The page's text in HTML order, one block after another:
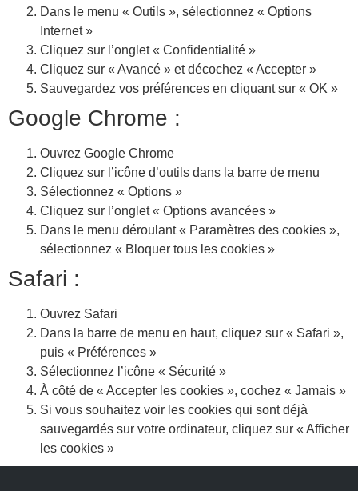
Dans le menu « Outils », sélectionnez « Options
Internet »
Cliquez sur l’onglet « Confidentialité »
Cliquez sur « Avancé » et décochez « Accepter »
Sauvegardez vos préférences en cliquant sur « OK »
Google Chrome :
Ouvrez Google Chrome
Cliquez sur l’icône d’outils dans la barre de menu
Sélectionnez « Options »
Cliquez sur l’onglet « Options avancées »
Dans le menu déroulant « Paramètres des cookies »,
sélectionnez « Bloquer tous les cookies »
Safari :
Ouvrez Safari
Dans la barre de menu en haut, cliquez sur « Safari »,
puis « Préférences »
Sélectionnez l’icône « Sécurité »
À côté de « Accepter les cookies », cochez « Jamais »
Si vous souhaitez voir les cookies qui sont déjà
sauvegardés sur votre ordinateur, cliquez sur « Afficher
les cookies »